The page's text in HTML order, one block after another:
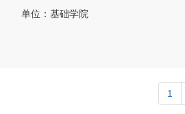
单位：基础学院
1